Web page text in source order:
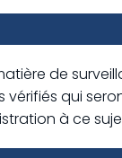
de
qui
à ce